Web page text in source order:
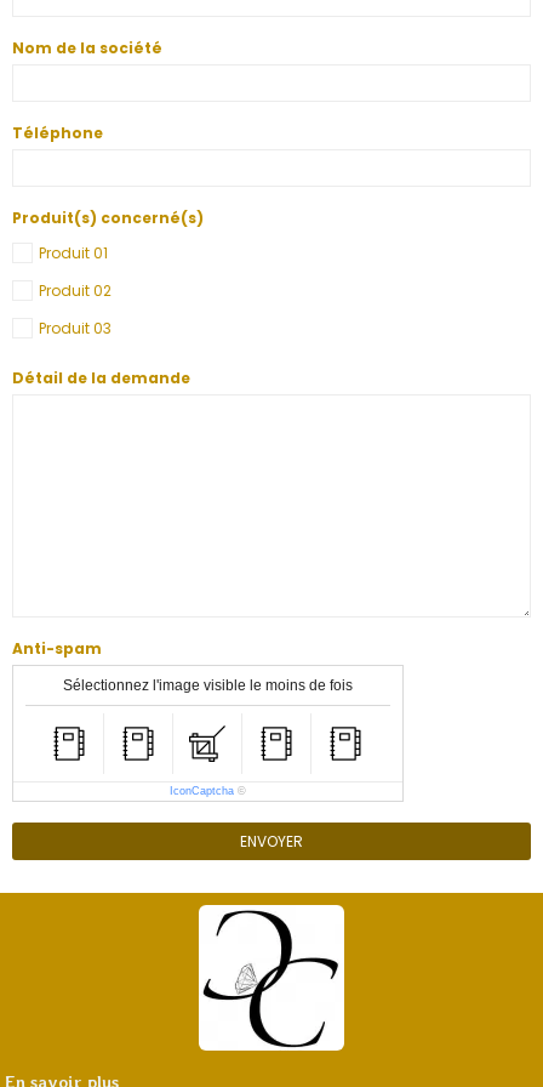
Nom de la société
Téléphone
Produit(s) concerné(s)
Produit 01
Produit 02
Produit 03
Détail de la demande
Anti-spam
Sélectionnez l'image visible le moins de fois
IconCaptcha ©
ENVOYER
En savoir plus